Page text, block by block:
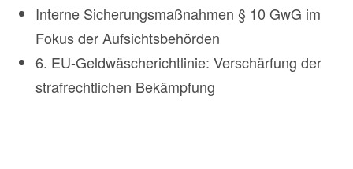
Interne Sicherungsmaßnahmen § 10 GwG im
Fokus der Aufsichtsbehörden
6. EU-Geldwäscherichtlinie: Verschärfung der
strafrechtlichen Bekämpfung